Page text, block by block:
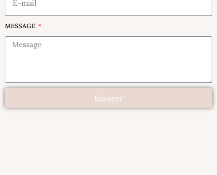
MESSAGE
Envoyer